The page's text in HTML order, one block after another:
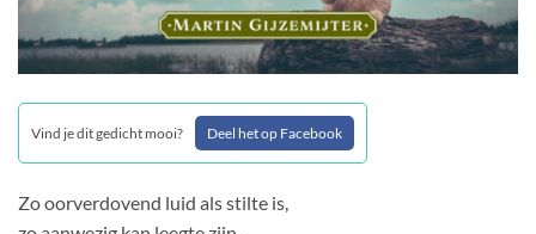
Vind je dit gedicht mooi? Deel het op Facebook
Zo oorverdovend luid als stilte is,